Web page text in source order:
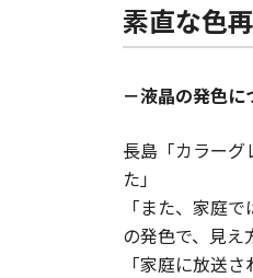
素直な色
－液晶の発色に
長島「カラーグ
た」
「また、家庭
の発色で、見え
「家庭に放送